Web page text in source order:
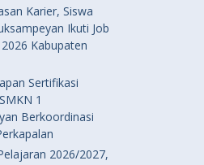
Karier, Siswa
Ikuti Job
Kabupaten
Sertifikasi
1
Berkoordinasi
2026/2027,